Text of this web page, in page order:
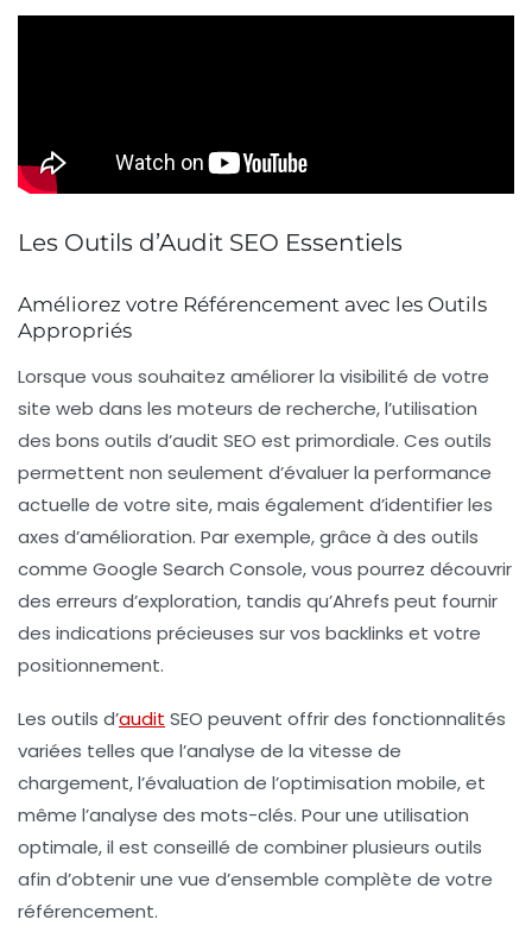
Les Outils d’Audit SEO Essentiels
Améliorez votre Référencement avec les Outils
Appropriés
Lorsque vous souhaitez améliorer la visibilité de votre
site web dans les moteurs de recherche, l’utilisation
des bons outils d’audit SEO est primordiale. Ces outils
permettent non seulement d’évaluer la performance
actuelle de votre site, mais également d’identifier les
axes d’amélioration. Par exemple, grâce à des outils
comme Google Search Console, vous pourrez découvrir
des erreurs d’exploration, tandis qu’Ahrefs peut fournir
des indications précieuses sur vos backlinks et votre
positionnement.
Les outils d’audit SEO peuvent offrir des fonctionnalités
variées telles que l’analyse de la vitesse de
chargement, l’évaluation de l’optimisation mobile, et
même l’analyse des mots-clés. Pour une utilisation
optimale, il est conseillé de combiner plusieurs outils
afin d’obtenir une vue d’ensemble complète de votre
référencement.